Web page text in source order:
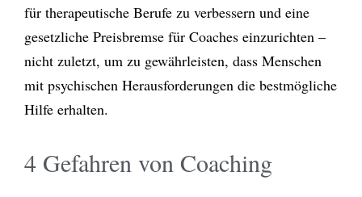
für therapeutische Berufe zu verbessern und eine
gesetzliche Preisbremse für Coaches einzurichten –
nicht zuletzt, um zu gewährleisten, dass Menschen
mit psychischen Herausforderungen die bestmögliche
Hilfe erhalten.
4 Gefahren von Coaching